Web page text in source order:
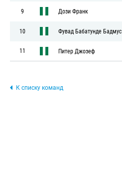
9 Дози Франк
10 Фувад Бабатунде Бадмус
11 Питер Джозеф
К списку команд